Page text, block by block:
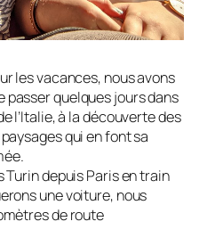
les vacances, nous avons
passer quelques jours dans
l’Italie, à la découverte des
qui en font sa
Turin depuis Paris en train
une voiture, nous
de route